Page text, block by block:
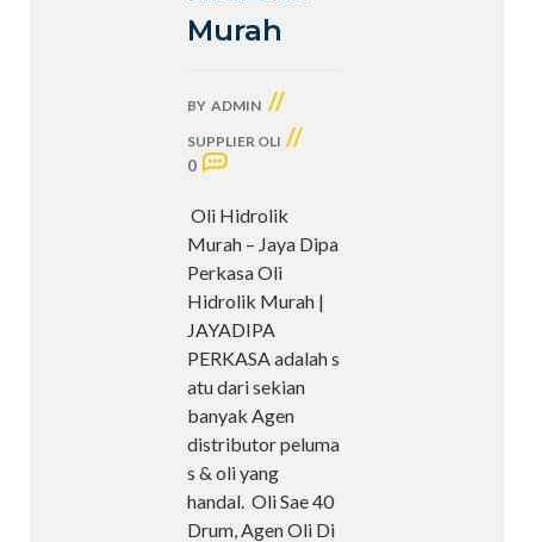
Murah
BY ADMIN //
SUPPLIER OLI //
0
Oli Hidrolik
Murah – Jaya Dipa
Perkasa Oli
Hidrolik Murah |
JAYADIPA
PERKASA adalah s
atu dari sekian
banyak Agen
distributor peluma
s & oli yang
handal. Oli Sae 40
Drum, Agen Oli Di